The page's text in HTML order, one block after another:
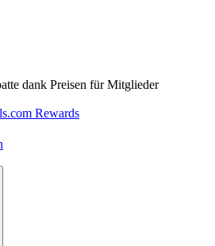
dank Preisen für Mitglieder
Rewards